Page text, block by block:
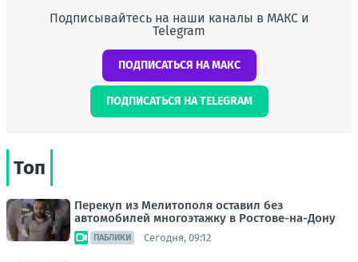
Подписывайтесь на наши каналы в МАКС и
Telegram
ПОДПИСАТЬСЯ НА МАКС
ПОДПИСАТЬСЯ НА TELEGRAM
Топ
Перекуп из Мелитополя оставил без
автомобилей многоэтажку в Ростове-на-Дону
ПАБЛИКИ Сегодня, 09:12